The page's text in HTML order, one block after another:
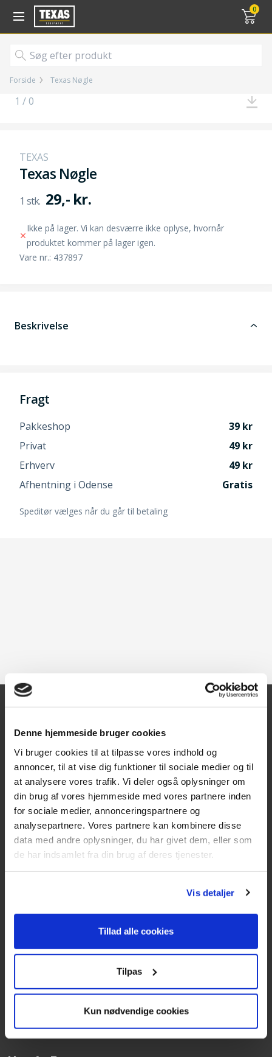
Denne hjemmeside bruger cookies
Vi bruger cookies til at tilpasse vores indhold og
annoncer, til at vise dig funktioner til sociale medier og til
at analysere vores trafik. Vi deler også oplysninger om
din brug af vores hjemmeside med vores partnere inden
for sociale medier, annonceringspartnere og
analysepartnere. Vores partnere kan kombinere disse
data med andre oplysninger, du har givet dem, eller som
de har indsamlet fra din brug af deres tjenester.
Vis detaljer
Tillad alle cookies
Tilpas
Kun nødvendige cookies
0
Gå til kurv (
Forside Texas Nøgle
1 / 0
TEXAS
Texas Nøgle
29,- kr.
Ikke på lager. Vi kan desværre ikke oplyse, hvornår
produktet kommer på lager igen.
Vare nr.: 437897
Beskrivelse
Fragt
Pakkeshop
39
Privat
49
Erhverv
49
Afhentning i Odense
Gratis
Speditør vælges når du går til betaling
Kontakt
Texas A/S
Knullen 22
5260 Odense S
CVR: DK66212319
Kundeservice
Telefonerne er åben alle hverdage